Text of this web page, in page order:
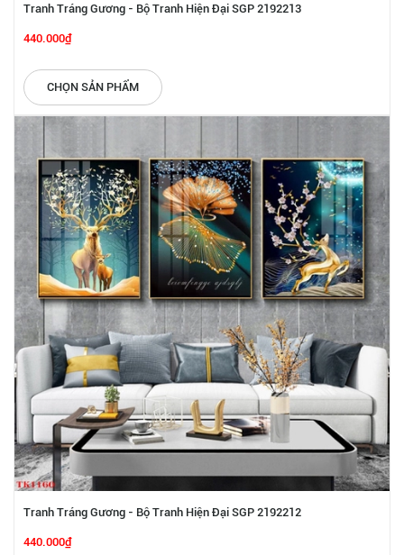
Tranh Tráng Gương - Bộ Tranh Hiện Đại SGP 2192213
440.000₫
CHỌN SẢN PHẨM
Tranh Tráng Gương - Bộ Tranh Hiện Đại SGP 2192212
440.000₫